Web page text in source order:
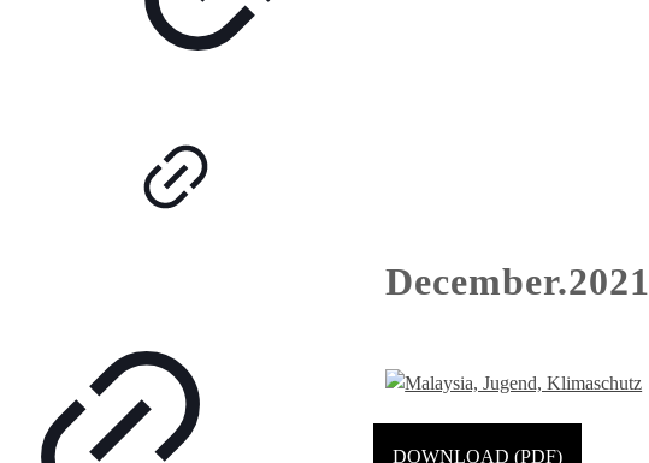
December.2021
DOWNLOAD (PDF)